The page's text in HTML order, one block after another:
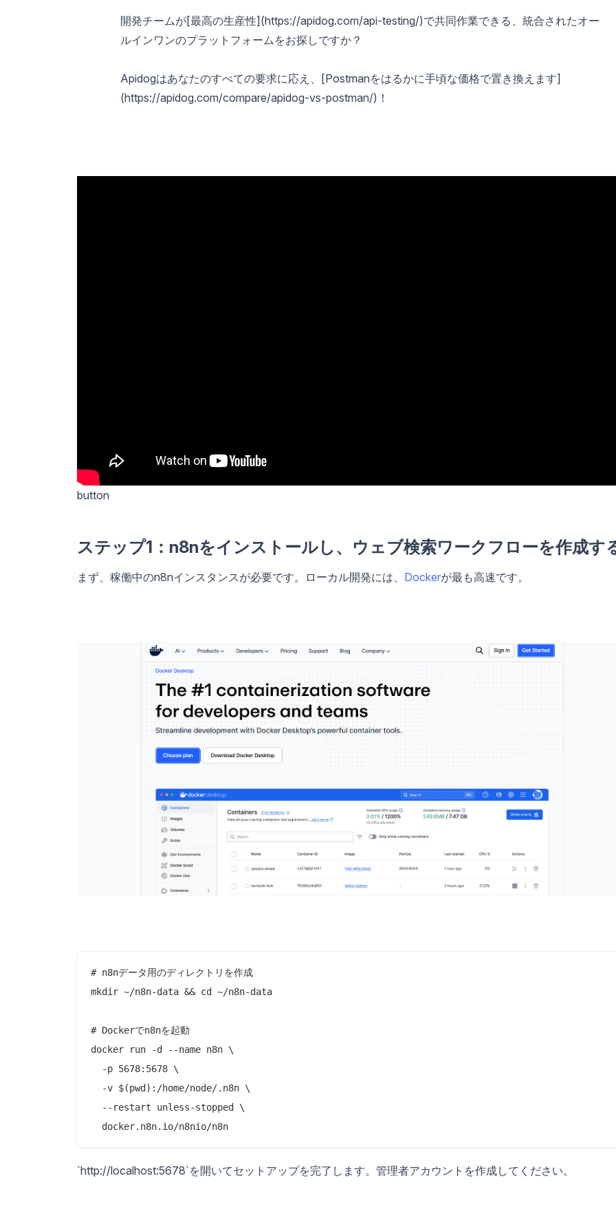
開発チームが[最高の生産性](https://apidog.com/api-testing/)で共同作業できる、統合されたオー
ルインワンのプラットフォームをお探しですか？
Apidogはあなたのすべての要求に応え、[Postmanをはるかに手頃な価格で置き換えます]
(https://apidog.com/compare/apidog-vs-postman/)！
button
ステップ1：n8nをインストールし、ウェブ検索ワークフローを作成す
まず、稼働中のn8nインスタンスが必要です。ローカル開発には、 Dockerが最も高速です。
# n8nデータ用のディレクトリを作成
mkdir ~/n8n-data && cd ~/n8n-data
# Dockerでn8nを起動
docker run -d --name n8n \
  -p 5678:5678 \
  -v $(pwd):/home/node/.n8n \
  --restart unless-stopped \
`http://localhost:5678`を開いてセットアップを完了します。管理者アカウントを作成してください。